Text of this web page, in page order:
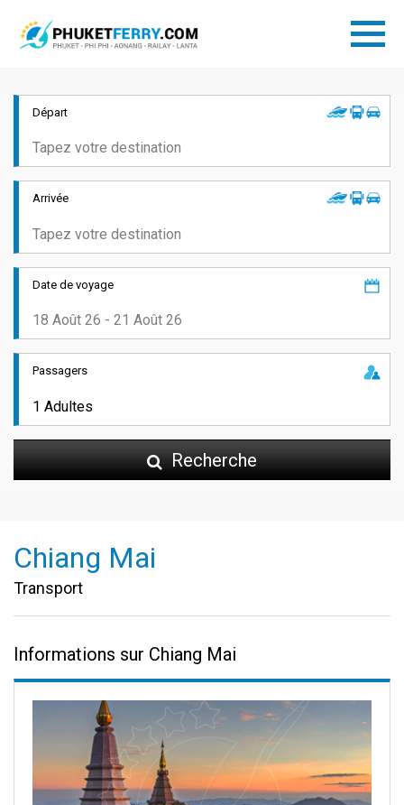
Départ
Arrivée
Date de voyage
Passagers
Recherche
Chiang Mai
Transport
Informations sur Chiang Mai